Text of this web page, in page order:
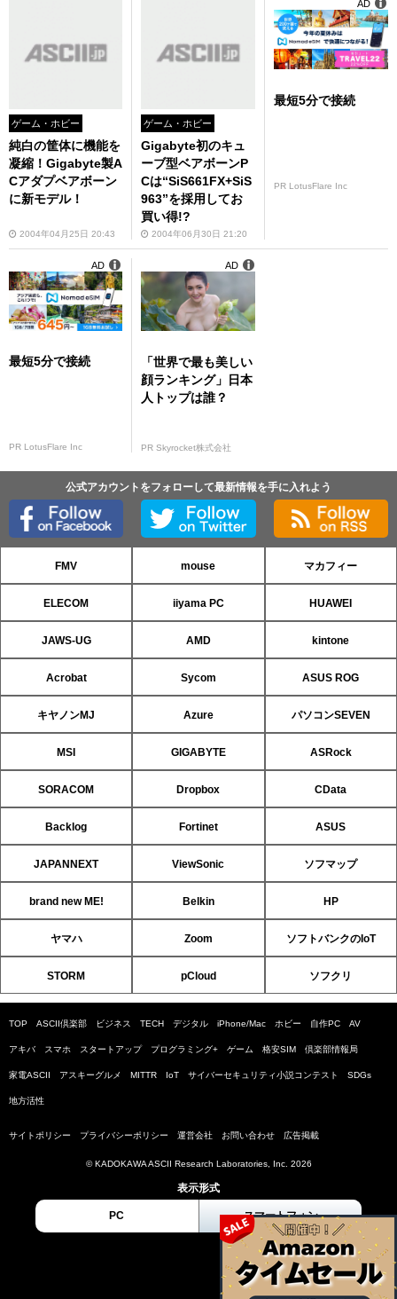
ゲーム・ホビー
純白の筐体に機能を
凝縮！Gigabyte製A
Cアダプベアボーン
に新モデル！
2004年04月25日 20:43
ゲーム・ホビー
Gigabyte初のキュ
ーブ型ベアボーンP
Cは“SiS661FX+SiS
963”を採用してお
買い得!?
2004年06月30日 21:20
最短5分で接続
PR LotusFlare Inc
AD
最短5分で接続
PR LotusFlare Inc
AD
「世界で最も美しい
顔ランキング」日本
人トップは誰？
PR Skyrocket株式会社
AD
公式アカウントをフォローして最新情報を手に入れよう
FMV mouse マカフィー
ELECOM iiyama PC HUAWEI
JAWS-UG AMD kintone
Acrobat Sycom ASUS ROG
キヤノンMJ Azure パソコンSEVEN
MSI GIGABYTE ASRock
SORACOM Dropbox CData
Backlog Fortinet ASUS
JAPANNEXT ViewSonic ソフマップ
brand new ME! Belkin HP
ヤマハ Zoom ソフトバンクのIoT
STORM pCloud ソフクリ
TOP ASCII倶楽部 ビジネス TECH デジタル iPhone/Mac ホビー 自作PC AV
アキバ スマホ スタートアップ プログラミング+ ゲーム 格安SIM 倶楽部情報局
家電ASCII アスキーグルメ MITTR IoT サイバーセキュリティ小説コンテスト SDGs
地方活性
サイトポリシー プライバシーポリシー 運営会社 お問い合わせ 広告掲載
© KADOKAWA ASCII Research Laboratories, Inc. 2026
表示形式
PC スマートフォン